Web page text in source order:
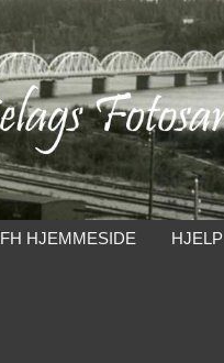
FH HJEMMESIDE HJELP